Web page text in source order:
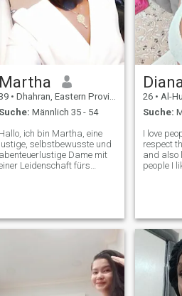
Martha
• Dhahran, Eastern Province, Saudi-Arabien
Suche: Männlich 35 - 54
Hallo, ich bin Martha, eine
lustige, selbstbewusste und
abenteuerlustige Dame mit
Leidenschaft fürs
und
verschiedener
habe eine Leidenschaft für
Reisen in meinem Land, ich
habe versucht, den Mt. Kenia
(ohne viel Erfolg), ich mag
Ausflüge in meinen lokalen
26 • Al-
Suche:
I love
respect
and also
people I
don't
African